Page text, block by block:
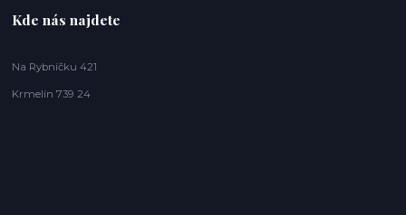
Kde nás najdete
Na Rybníčku 421
Krmelín 739 24